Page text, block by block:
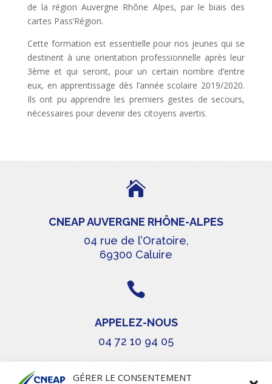
GÉRER LE CONSENTEMENT
de la région Auvergne Rhône Alpes, par le biais des
cartes Pass’Région.
Cette formation est essentielle pour nos jeunes qui se
destinent à une orientation professionnelle après leur
3ème et qui seront, pour un certain nombre d’entre
eux, en apprentissage dès l’année scolaire 2019/2020.
Ils ont pu apprendre les premiers gestes de secours,
nécessaires pour devenir des citoyens avertis.

CNEAP AUVERGNE RHÔNE-ALPES
04 rue de l’Oratoire,
69300 Caluire

APPELEZ-NOUS
04 72 10 94 05
